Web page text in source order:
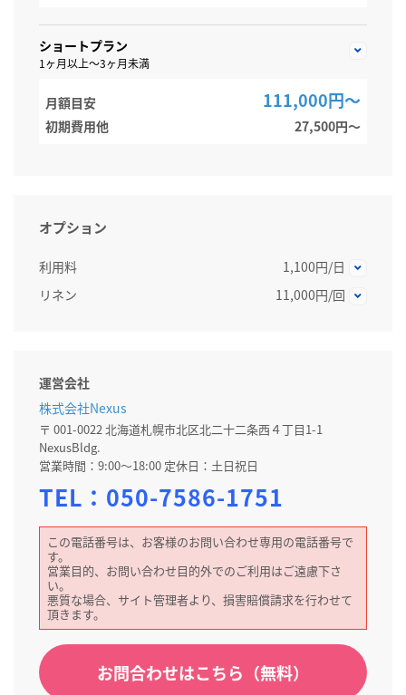
ショートプラン
1ヶ月以上～3ヶ月未満
月額目安 111,000円～
初期費用他 27,500円〜
オプション
利用料
1,100円/日
リネン
11,000円/回
運営会社
株式会社Nexus
〒 001-0022 北海道札幌市北区北二十二条西４丁目1-1
NexusBldg.
営業時間：9:00～18:00 定休日：土日祝日
TEL： 050-7586-1751
この電話番号は、お客様のお問い合わせ専用の電話番号で
す。
営業目的、お問い合わせ目的外でのご利用はご遠慮下さ
い。
悪質な場合、サイト管理者より、損害賠償請求を行わせて
頂きます。
お問合わせはこちら（無料）